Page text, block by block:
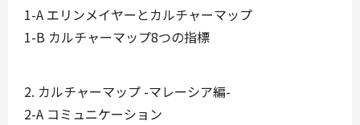
1-A エリンメイヤーとカルチャーマップ
1-B カルチャーマップ8つの指標
2. カルチャーマップ -マレーシア編-
2-A コミュニケーション